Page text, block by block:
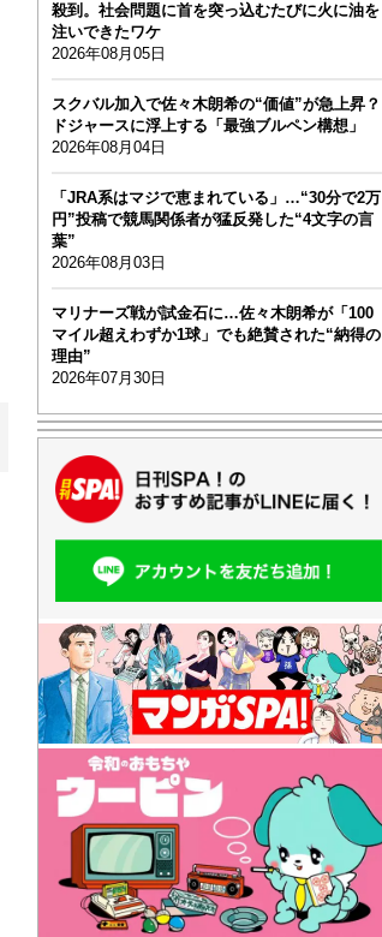
殺到。社会問題に首を突っ込むたびに火に油を
注いできたワケ
2026年08月05日
スクバル加入で佐々木朗希の“価値”が急上昇？
ドジャースに浮上する「最強ブルペン構想」
2026年08月04日
「JRA系はマジで恵まれている」…“30分で2万
円”投稿で競馬関係者が猛反発した“4文字の言
葉”
2026年08月03日
マリナーズ戦が試金石に…佐々木朗希が「100
マイル超えわずか1球」でも絶賛された“納得の
理由”
2026年07月30日